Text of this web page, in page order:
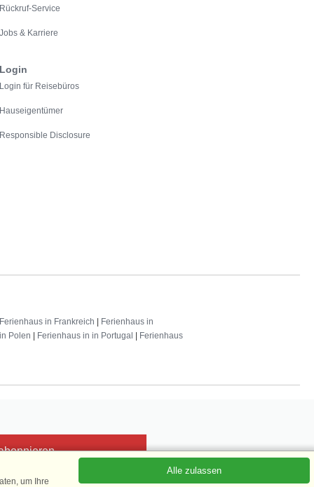
Rückruf-Service
Jobs & Karriere
Login
Login für Reisebüros
Hauseigentümer
Responsible Disclosure
Ferienhaus in Frankreich
Ferienhaus in
Polen
Ferienhaus in in Portugal Ferienhaus
um Ihre
Alle zulassen